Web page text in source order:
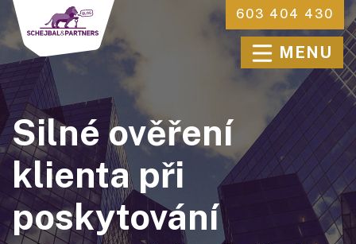
603 404 430
MENU
Silné ověření
klienta při
poskytování